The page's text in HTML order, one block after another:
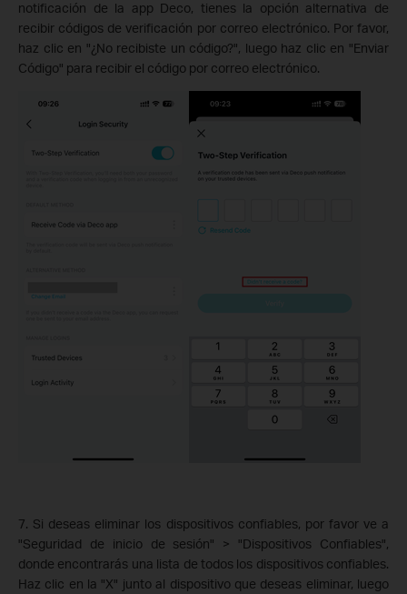
notificación de la app Deco, tienes la opción alternativa de
recibir códigos de verificación por correo electrónico. Por favor,
haz clic en "¿No recibiste un código?", luego haz clic en "Enviar
Código" para recibir el código por correo electrónico.
7. Si deseas eliminar los dispositivos confiables, por favor ve a
"Seguridad de inicio de sesión" > "Dispositivos Confiables",
donde encontrarás una lista de todos los dispositivos confiables.
Haz clic en la "X" junto al dispositivo que deseas eliminar, luego